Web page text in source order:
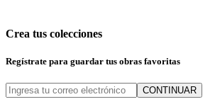
Crea tus colecciones
Regístrate para guardar tus obras favoritas
CONTINUAR